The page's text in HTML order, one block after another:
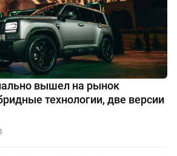
вышел на рынок
технологии, две версии